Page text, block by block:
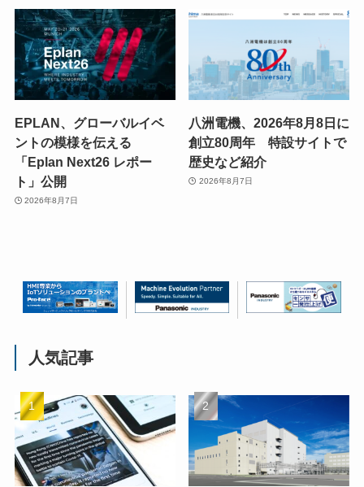
EPLAN、グローバルイベ
ントの模様を伝える
「Eplan Next26 レポー
ト」公開
2026年8月7日
八洲電機、2026年8月8日に
創立80周年 特設サイトで
歴史など紹介
2026年8月7日
人気記事